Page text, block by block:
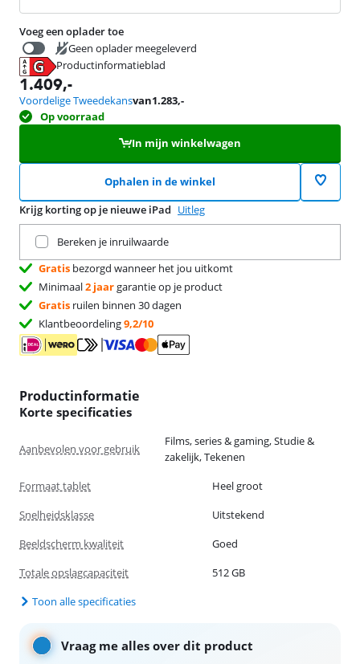
Voeg een oplader toe
Geen oplader meegeleverd
34,99
Productinformatieblad
opent in nieuw tabblad
1.409,-
Voordelige Tweedekansvan1.283,-
Op voorraad
In mijn winkelwagen
Ophalen in de winkel
Krijg korting op je nieuwe iPad Uitleg
Bereken je inruilwaarde
Gratis bezorgd wanneer het jou uitkomt
Minimaal2 jaargarantie op je product
Gratis ruilen binnen 30 dagen
Klantbeoordeling9,2/10
Productinformatie
Korte specificaties
Aanbevolen voor gebruik
Films, series & gaming, Studie &
zakelijk, Tekenen
Formaat tablet
Heel groot
Snelheidsklasse
Uitstekend
Beeldscherm kwaliteit
Goed
Totale opslagcapaciteit
512 GB
Toon alle specificaties
Vraag me alles over dit product